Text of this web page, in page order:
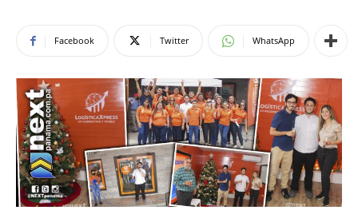
Facebook Twitter WhatsApp